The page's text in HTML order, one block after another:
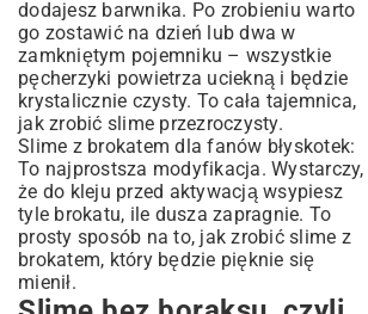
dodajesz barwnika. Po zrobieniu warto
go zostawić na dzień lub dwa w
zamkniętym pojemniku – wszystkie
pęcherzyki powietrza uciekną i będzie
krystalicznie czysty. To cała tajemnica,
jak zrobić slime przezroczysty.
Slime z brokatem dla fanów błyskotek:
To najprostsza modyfikacja. Wystarczy,
że do kleju przed aktywacją wsypiesz
tyle brokatu, ile dusza zapragnie. To
prosty sposób na to, jak zrobić slime z
brokatem, który będzie pięknie się
mienił.